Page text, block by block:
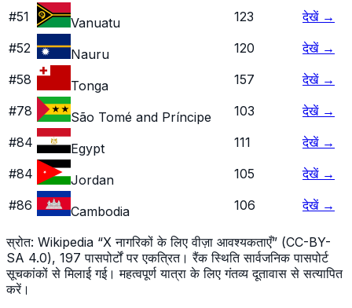
#51 Vanuatu 123 देखें →
#52 Nauru 120 देखें →
#58 Tonga 157 देखें →
#78 São Tomé and Príncipe 103 देखें →
#84 Egypt 111 देखें →
#84 Jordan 105 देखें →
#86 Cambodia 106 देखें →
स्रोत: Wikipedia “X नागरिकों के लिए वीज़ा आवश्यकताएँ” (CC-BY-
SA 4.0), 197 पासपोर्टों पर एकत्रित। रैंक स्थिति सार्वजनिक पासपोर्ट
सूचकांकों से मिलाई गई। महत्वपूर्ण यात्रा के लिए गंतव्य दूतावास से सत्यापित
करें।